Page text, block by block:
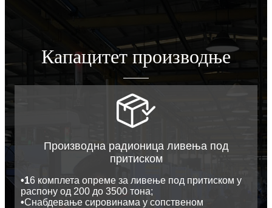
Капацитет производње
Производна радионица ливења под
притиском
•16 комплета опреме за ливење под притиском у
распону од 200 до 3500 тона;
•Снабдевање сировинама у сопственом